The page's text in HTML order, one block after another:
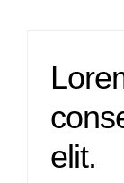
elit.